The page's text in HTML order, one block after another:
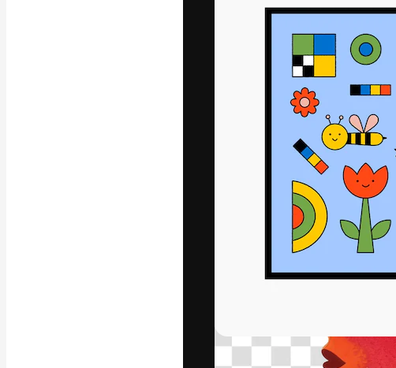
引導你創作出最佳作品
100萬訂閱者，涵蓋創
和工作室。
繁體中文 (香港)